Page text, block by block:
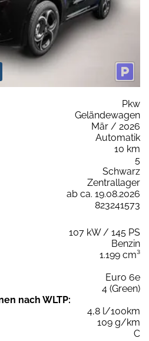
Pkw
Geländewagen
Mär / 2026
Automatik
10 km
5
Schwarz
Zentrallager
ab ca. 19.08.2026
823241573
107 kW / 145 PS
Benzin
1.199 cm³
Euro 6e
4 (Green)
nach WLTP:
4,8 l/100km
109 g/km
C